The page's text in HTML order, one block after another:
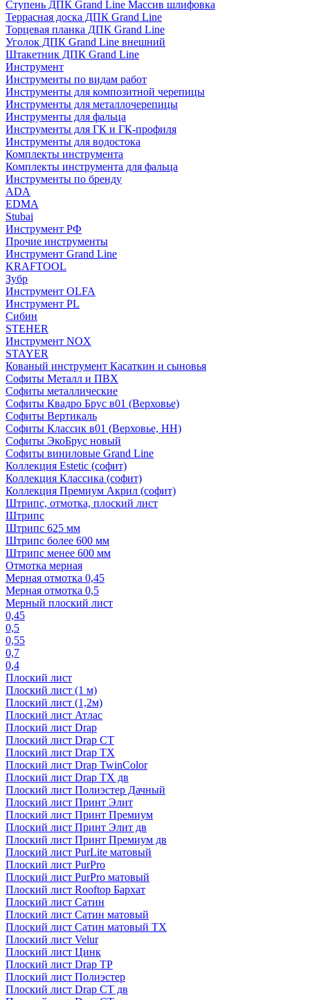
Ступень ДПК Grand Line Массив шлифовка
Террасная доска ДПК Grand Line
Торцевая планка ДПК Grand Line
Уголок ДПК Grand Line внешний
Штакетник ДПК Grand Line
Инструмент
Инструменты по видам работ
Инструменты для композитной черепицы
Инструменты для металлочерепицы
Инструменты для фальца
Инструменты для ГК и ГК-профиля
Инструменты для водостока
Комплекты инструмента
Комплекты инструмента для фальца
Инструменты по бренду
ADA
EDMA
Stubai
Инструмент РФ
Прочие инструменты
Инструмент Grand Line
KRAFTOOL
Зубр
Инструмент OLFA
Инструмент PL
Сибин
STEHER
Инструмент NOX
STAYER
Кованый инструмент Касаткин и сыновья
Софиты Металл и ПВХ
Софиты металлические
Софиты Квадро Брус в01 (Верховье)
Софиты Вертикаль
Софиты Классик в01 (Верховье, НН)
Софиты ЭкоБрус новый
Софиты виниловые Grand Line
Коллекция Estetic (софит)
Коллекция Классика (софит)
Коллекция Премиум Акрил (софит)
Штрипс, отмотка, плоский лист
Штрипс
Штрипс 625 мм
Штрипс более 600 мм
Штрипс менее 600 мм
Отмотка мерная
Мерная отмотка 0,45
Мерная отмотка 0,5
Мерный плоский лист
0,45
0,5
0,55
0,7
0,4
Плоский лист
Плоский лист (1 м)
Плоский лист (1,2м)
Плоский лист Атлас
Плоский лист Drap
Плоский лист Drap СТ
Плоский лист Drap TX
Плоский лист Drap TwinColor
Плоский лист Drap ТХ дв
Плоский лист Полиэстер Дачный
Плоский лист Принт Элит
Плоский лист Принт Премиум
Плоский лист Принт Элит дв
Плоский лист Принт Премиум дв
Плоский лист PurLite матовый
Плоский лист PurPro
Плоский лист PurPro матовый
Плоский лист Rooftop Бархат
Плоский лист Сатин
Плоский лист Сатин матовый
Плоский лист Сатин матовый TX
Плоский лист Velur
Плоский лист Цинк
Плоский лист Drap ТР
Плоский лист Полиэстер
Плоский лист Drap СТ дв